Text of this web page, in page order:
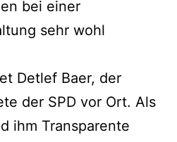
bei einer
sehr wohl
Detlef Baer, der
der SPD vor Ort. Als
ihm Transparente